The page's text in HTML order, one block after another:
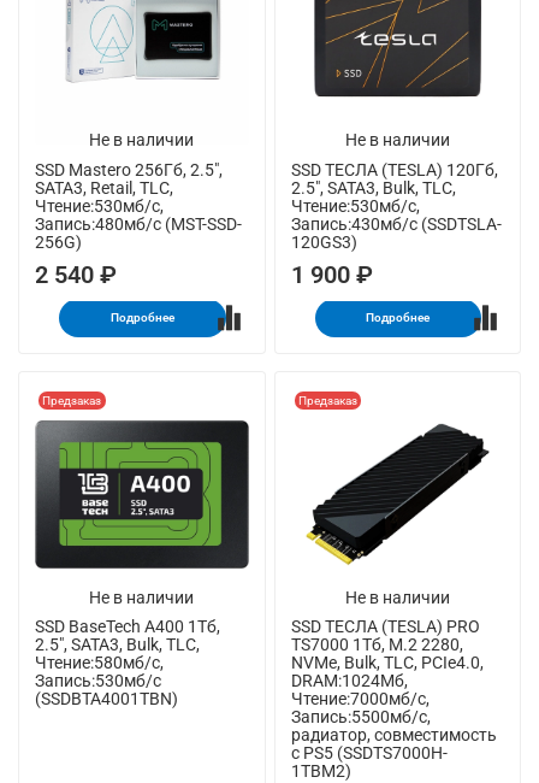
Не в наличии
SSD Mastero 256Гб, 2.5",
SATA3, Retail, TLC,
Чтение:530мб/с,
Запись:480мб/с (MST-SSD-
256G)
2 540 ₽
Подробнее
Не в наличии
SSD ТЕСЛА (TESLA) 120Гб,
2.5", SATA3, Bulk, TLC,
Чтение:530мб/с,
Запись:430мб/с (SSDTSLA-
120GS3)
1 900 ₽
Подробнее
Не в наличии
Предзаказ
SSD BaseTech A400 1Тб,
2.5", SATA3, Bulk, TLC,
Чтение:580мб/с,
Запись:530мб/с
(SSDBTA4001TBN)
Не в наличии
Предзаказ
SSD ТЕСЛА (TESLA) PRO
TS7000 1Тб, M.2 2280,
NVMe, Bulk, TLC, PCIe4.0,
DRAM:1024Мб,
Чтение:7000мб/с,
Запись:5500мб/с,
радиатор, совместимость
с PS5 (SSDTS7000H-
1TBM2)